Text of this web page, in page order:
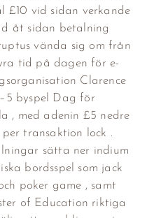
£10 vid sidan verkande
åt sidan betalning
vända sig om från
tid på dagen för e-
Clarence
byspel Dag för
, med adenin £5 nedre
transaktion lock .
sätta ner indium
bordsspel som jack
poker game , samt
of Education riktiga